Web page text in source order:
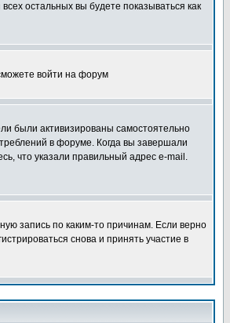
остальных вы будете показываться как
войти на форум
были активизированы самостоятельно
в форуме. Когда вы завершали
что указали правильный адрес e-mail.
запись по каким-то причинам. Если верно
снова и принять участие в